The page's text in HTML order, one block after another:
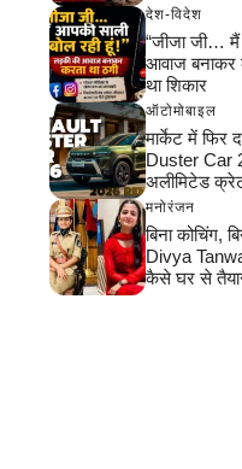
देश-विदेश
“जीजा जी… मैं
आवाज बनाकर
था शिकार
ऑटोमोबाइल
मार्केट में फिर
Duster Car
अलीमिटेड
मनोरंजन
बिना कोचिंग,
Divya
कैसे घर से